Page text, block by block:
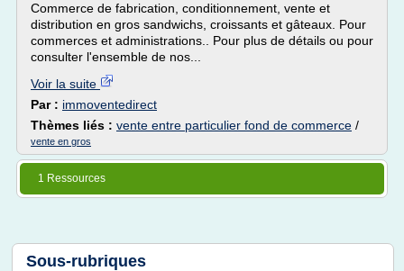
Commerce de fabrication, conditionnement, vente et
distribution en gros sandwichs, croissants et gâteaux. Pour
commerces et administrations.. Pour plus de détails ou pour
consulter l'ensemble de nos...
Voir la suite
Par : immoventedirect
Thèmes liés : vente entre particulier fond de commerce /
vente en gros
1 Ressources
Sous-rubriques